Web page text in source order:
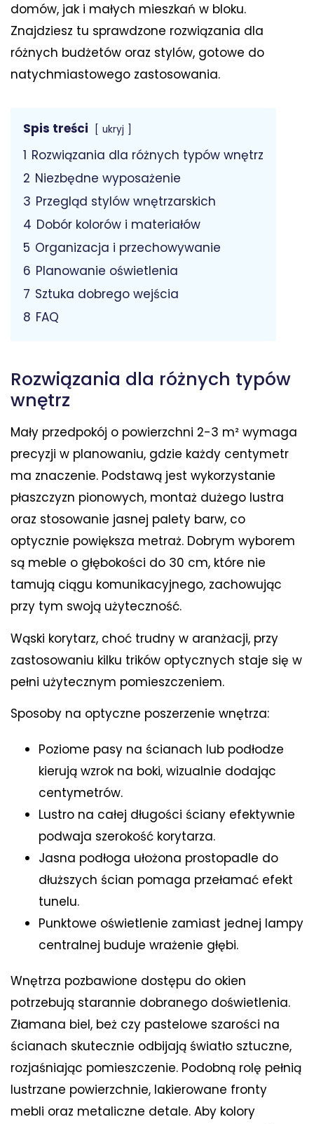
domów, jak i małych mieszkań w bloku.
Znajdziesz tu sprawdzone rozwiązania dla
różnych budżetów oraz stylów, gotowe do
natychmiastowego zastosowania.
Spis treści ukryj
1 Rozwiązania dla różnych typów wnętrz
2 Niezbędne wyposażenie
3 Przegląd stylów wnętrzarskich
4 Dobór kolorów i materiałów
5 Organizacja i przechowywanie
6 Planowanie oświetlenia
7 Sztuka dobrego wejścia
8 FAQ
Rozwiązania dla różnych typów
wnętrz
Mały przedpokój o powierzchni 2-3 m² wymaga
precyzji w planowaniu, gdzie każdy centymetr
ma znaczenie. Podstawą jest wykorzystanie
płaszczyzn pionowych, montaż dużego lustra
oraz stosowanie jasnej palety barw, co
optycznie powiększa metraż. Dobrym wyborem
są meble o głębokości do 30 cm, które nie
tamują ciągu komunikacyjnego, zachowując
przy tym swoją użyteczność.
Wąski korytarz, choć trudny w aranżacji, przy
zastosowaniu kilku trików optycznych staje się w
pełni użytecznym pomieszczeniem.
Sposoby na optyczne poszerzenie wnętrza:
Poziome pasy na ścianach lub podłodze
kierują wzrok na boki, wizualnie dodając
centymetrów.
Lustro na całej długości ściany efektywnie
podwaja szerokość korytarza.
Jasna podłoga ułożona prostopadle do
dłuższych ścian pomaga przełamać efekt
tunelu.
Punktowe oświetlenie zamiast jednej lampy
centralnej buduje wrażenie głębi.
Wnętrza pozbawione dostępu do okien
potrzebują starannie dobranego doświetlenia.
Złamana biel, beż czy pastelowe szarości na
ścianach skutecznie odbijają światło sztuczne,
rozjaśniając pomieszczenie. Podobną rolę pełnią
lustrzane powierzchnie, lakierowane fronty
mebli oraz metaliczne detale. Aby kolory